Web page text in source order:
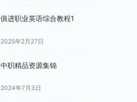
俱进职业英语综合教程1
2025年2月27日
中职精品资源集锦
2024年7月3日